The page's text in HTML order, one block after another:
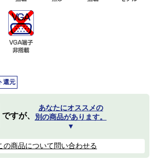
還元
ですが、
あなたにオススメの
別の商品があります。
▼
の商品について問い合わせる